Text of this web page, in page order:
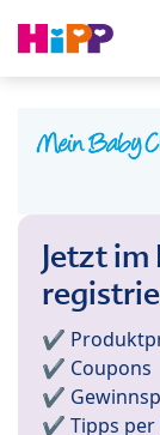
Jetzt
✔️
✔️ Coupons
✔️
✔️ Tipps per